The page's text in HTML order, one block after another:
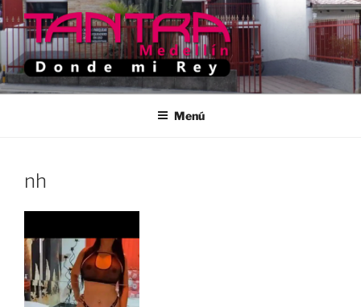
Saltar
al
contenido
TANTRA MEDELLIN
Donde Mi Rey
Menú
nh